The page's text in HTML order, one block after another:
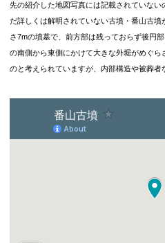
先の紹介した地図写真には記載されていな
だ詳しくは解明されていない古墳・番山古墳
さ7mの墳墓で、前方部は残っておらず後円
の南側から東側にかけて大きな外堀がめぐ
のと考えられていますが、内部構造や被葬者